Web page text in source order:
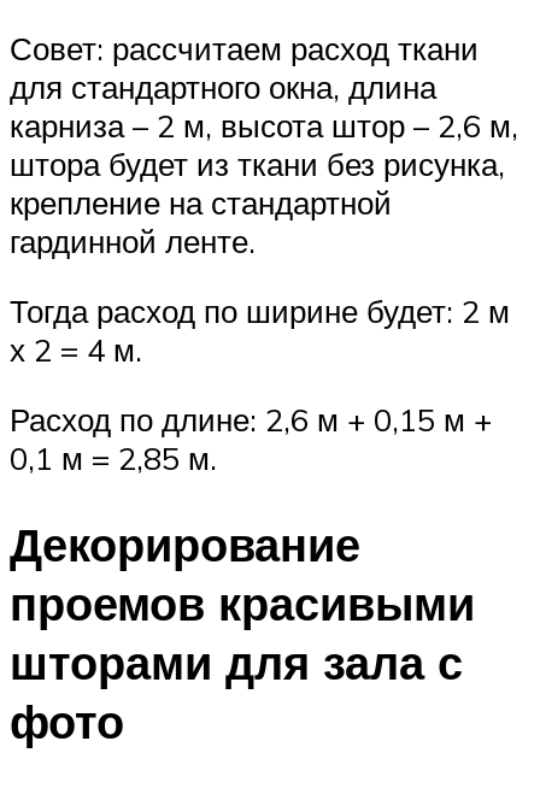
Совет: рассчитаем расход ткани
для стандартного окна, длина
карниза – 2 м, высота штор – 2,6 м,
штора будет из ткани без рисунка,
крепление на стандартной
гардинной ленте.
Тогда расход по ширине будет: 2 м
х 2 = 4 м.
Расход по длине: 2,6 м + 0,15 м +
0,1 м = 2,85 м.
Декорирование
проемов красивыми
шторами для зала с
фото